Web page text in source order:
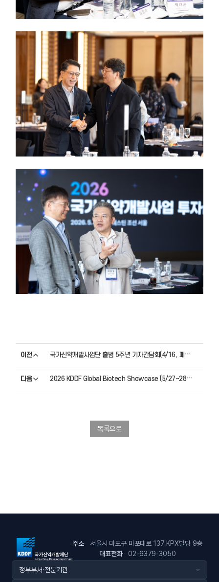
이전 국가신약개발사업단 출범 5주년 기자간담회(4/16, 페어몬트 앰배서더 서울)
다음 2026 KDDF Global Biotech Showcase (5/27~28, 페어몬트 앰배서더 서울)
목록으로
주소
서울시 마포구 마포대로 137 KPX빌딩 9층
대표전화
02-6379-3050